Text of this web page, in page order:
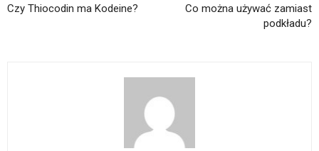
Czy Thiocodin ma Kodeine?
Co można używać zamiast
podkładu?